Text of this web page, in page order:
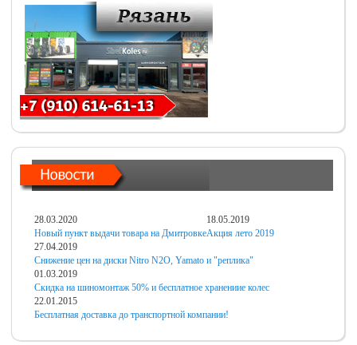
28.03.2020
Новый пункт выдачи товара на Дмитровке
18.05.2019
Акция лето 2019
27.04.2019
Снижение цен на диски Nitro N2O, Yamato и "реплика"
01.03.2019
Скидка на шиномонтаж 50% и бесплатное хранениие колес
22.01.2015
Бесплатная доставка до транспортной компании!